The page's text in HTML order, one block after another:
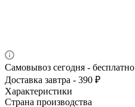
Самовывоз сегодня - бесплатно
Доставка завтра - 390 ₽
Характеристики
Страна производства